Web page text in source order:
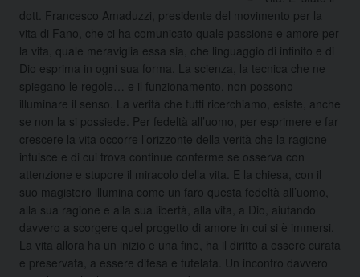
dott. Francesco Amaduzzi, presidente del movimento per la
vita di Fano, che ci ha comunicato quale passione e amore per
la vita, quale meraviglia essa sia, che linguaggio di infinito e di
Dio esprima in ogni sua forma. La scienza, la tecnica che ne
spiegano le regole…
e il funzionamento, non possono
illuminare il senso. La verità che tutti ricerchiamo, esiste, anche
se non la si possiede. Per fedeltà all’uomo, per esprimere e far
crescere la vita occorre l’orizzonte della verità che la ragione
intuisce e di cui trova continue conferme se osserva con
attenzione e stupore il miracolo della vita. E la chiesa, con il
suo magistero illumina come un faro questa fedeltà all’uomo,
alla sua ragione e alla sua libertà, alla vita, a Dio, aiutando
davvero a scorgere quel progetto di amore in cui si è immersi.
La vita allora ha un inizio e una fine, ha il diritto a essere curata
e preservata, a essere difesa e tutelata. Un incontro davvero